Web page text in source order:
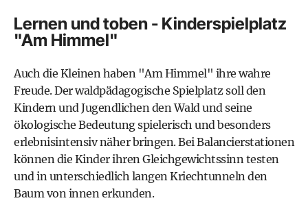
Lernen und toben - Kinderspielplatz
"Am Himmel"
Auch die Kleinen haben "Am Himmel" ihre wahre
Freude. Der waldpädagogische Spielplatz soll den
Kindern und Jugendlichen den Wald und seine
ökologische Bedeutung spielerisch und besonders
erlebnisintensiv näher bringen. Bei Balancierstationen
können die Kinder ihren Gleichgewichtssinn testen
und in unterschiedlich langen Kriechtunneln den
Baum von innen erkunden.